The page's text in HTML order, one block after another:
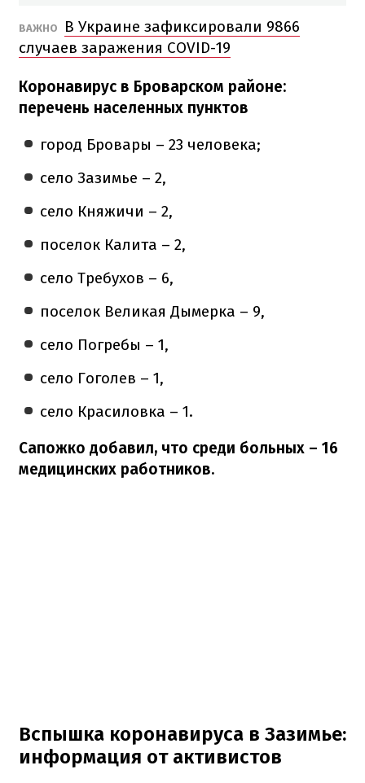
ВАЖНО
В Украине зафиксировали 9866
случаев заражения COVID-19
Коронавирус в Броварском районе:
перечень населенных пунктов
город Бровары – 23 человека;
село Зазимье – 2,
село Княжичи – 2,
поселок Калита – 2,
село Требухов – 6,
поселок Великая Дымерка – 9,
село Погребы – 1,
село Гоголев – 1,
село Красиловка – 1.
Сапожко добавил, что среди больных – 16
медицинских работников.
Вспышка коронавируса в Зазимье:
информация от активистов